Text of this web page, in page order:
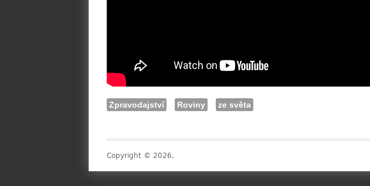
Zpravodajství Roviny ze světa
Copyright © 2026,